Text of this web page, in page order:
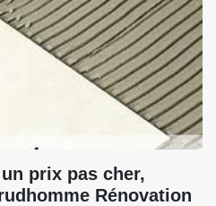
prix pas cher,
Rénovation